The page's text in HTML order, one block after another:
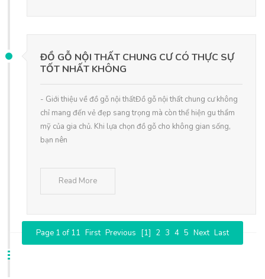
ĐỒ GỖ NỘI THẤT CHUNG CƯ CÓ THỰC SỰ
TỐT NHẤT KHÔNG
- Giới thiệu về đồ gỗ nội thấtĐồ gỗ nội thất chung cư không
chỉ mang đến vẻ đẹp sang trọng mà còn thể hiện gu thẩm
mỹ của gia chủ. Khi lựa chọn đồ gỗ cho không gian sống,
bạn nên
Read More
Page 1 of 11 First Previous [1] 2 3 4 5 Next Last